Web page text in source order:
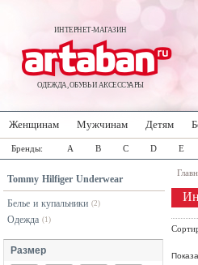
ИНТЕРНЕТ-МАГАЗИН
ОДЕЖДА, ОБУВЬ И АКСЕССУАРЫ
Женщинам Мужчинам Детям
Бренды: A B C D E
Tommy Hilfiger Underwear
Белье и купальники (2)
Одежда (1)
Размер